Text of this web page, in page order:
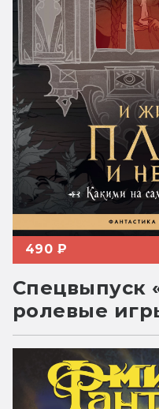
490 ₽
Спецвыпуск
ролевые